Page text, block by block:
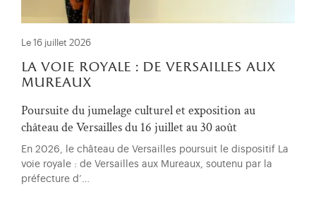
Le 16 juillet 2026
la voie royale : de versailles aux
mureaux
Poursuite du jumelage culturel et exposition au
château de Versailles du 16 juillet au 30 août
En 2026, le château de Versailles poursuit le dispositif La
voie royale : de Versailles aux Mureaux, soutenu par la
préfecture d’…